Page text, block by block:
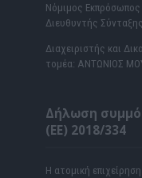
Νόμιμος
Διευθυντής
Διαχειριστής και
τομέα: ΑΝΤΩΝΙΟΣ
Δήλωση
(ΕΕ) 2018/334
Η ατομική